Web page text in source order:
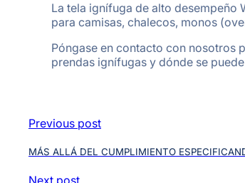
La tela ignífuga de alto desempeño
para camisas, chalecos, monos
Póngase en contacto con nosotros
prendas ignífugas y dónde se
Previous post
MÁS ALLÁ DEL CUMPLIMIENTO